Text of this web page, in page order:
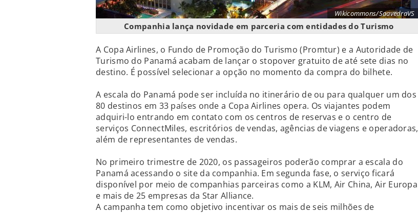
Wikicommons/SaavedraVS
Companhia lança novidade em parceria com entidades do Turismo
A Copa Airlines, o Fundo de Promoção do Turismo (Promtur) e a Autoridade de
Turismo do Panamá acabam de lançar o stopover gratuito de até sete dias no
destino. É possível selecionar a opção no momento da compra do bilhete.
A escala do Panamá pode ser incluída no itinerário de ou para qualquer um dos
80 destinos em 33 países onde a Copa Airlines opera. Os viajantes podem
adquiri-lo entrando em contato com os centros de reservas e o centro de
serviços ConnectMiles, escritórios de vendas, agências de viagens e operadoras,
além de representantes de vendas.
No primeiro trimestre de 2020, os passageiros poderão comprar a escala do
Panamá acessando o site da companhia. Em segunda fase, o serviço ficará
disponível por meio de companhias parceiras como a KLM, Air China, Air Europa
e mais de 25 empresas da Star Alliance.
A campanha tem como objetivo incentivar os mais de seis milhões de